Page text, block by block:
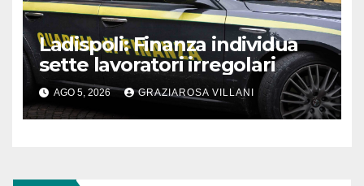
Ladispoli: Finanza individua
sette lavoratori irregolari
AGO 5, 2026 GRAZIAROSA VILLANI